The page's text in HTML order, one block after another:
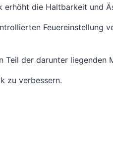
die Haltbarkeit und
Feuereinstellung
der darunter liegenden
zu verbessern.